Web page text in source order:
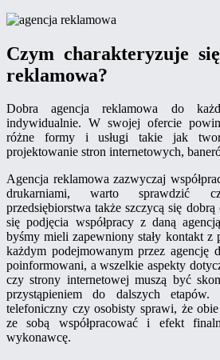
Czym charakteryzuje
reklamowa?
Dobra agencja reklamowa do
indywidualnie. W swojej ofercie
różne formy i usługi takie jak
projektowanie stron internetowych,
Agencja reklamowa zazwyczaj
drukarniami, warto sprawdzić
przedsiębiorstwa także szczycą się
się podjęcia współpracy z daną
byśmy mieli zapewniony stały kontakt z
każdym podejmowanym przez agencję
poinformowani, a wszelkie aspekty
czy strony internetowej muszą być
przystąpieniem do dalszych etapów.
telefoniczny czy osobisty sprawi, że
ze sobą współpracować i efekt
wykonawcę.